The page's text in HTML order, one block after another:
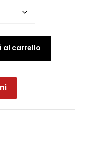
al carrello